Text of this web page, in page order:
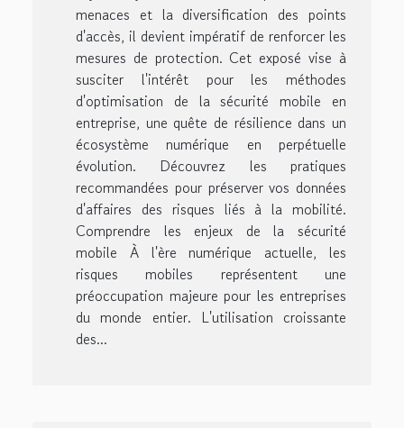
menaces et la diversification des points
d'accès, il devient impératif de renforcer les
mesures de protection. Cet exposé vise à
susciter l'intérêt pour les méthodes
d'optimisation de la sécurité mobile en
entreprise, une quête de résilience dans un
écosystème numérique en perpétuelle
évolution. Découvrez les pratiques
recommandées pour préserver vos données
d'affaires des risques liés à la mobilité.
Comprendre les enjeux de la sécurité
mobile À l'ère numérique actuelle, les
risques mobiles représentent une
préoccupation majeure pour les entreprises
du monde entier. L'utilisation croissante
des...